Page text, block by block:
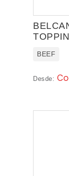
BEEF
Desde: